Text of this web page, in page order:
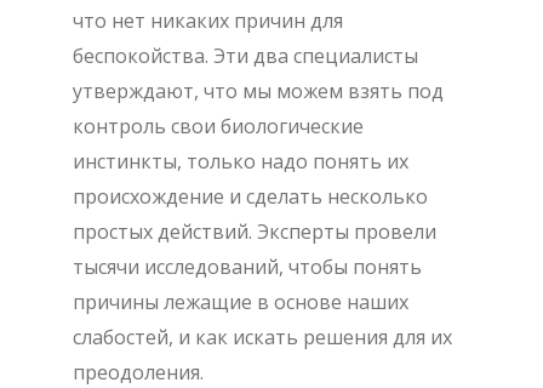
что нет никаких причин для
беспокойства. Эти два специалисты
утверждают, что мы можем взять под
контроль свои биологические
инстинкты, только надо понять их
происхождение и сделать несколько
простых действий. Эксперты провели
тысячи исследований, чтобы понять
причины лежащие в основе наших
слабостей, и как искать решения для их
преодоления.